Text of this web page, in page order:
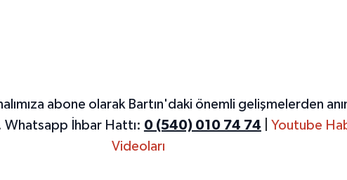
abone olarak Bartın'daki önemli gelişmelerden
Whatsapp İhbar Hattı: 0 (540) 010 74 74
Youtube
Videoları